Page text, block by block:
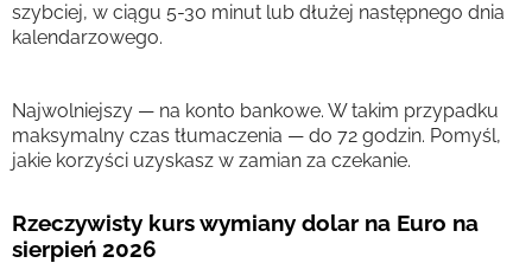
szybciej, w ciągu 5-30 minut lub dłużej następnego dnia
kalendarzowego.
Najwolniejszy — na konto bankowe. W takim przypadku
maksymalny czas tłumaczenia — do 72 godzin. Pomyśl,
jakie korzyści uzyskasz w zamian za czekanie.
Rzeczywisty kurs wymiany dolar na Euro na
sierpień 2026